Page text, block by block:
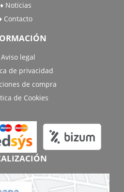
Noticias
Contacto
Aviso legal
de privacidad
de compra
de Cookies